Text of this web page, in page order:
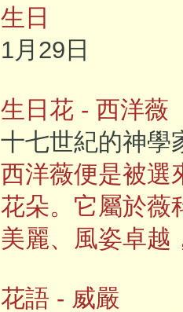
生日
1月29日
生日花 - 西洋薇
十七世紀的神學
西洋薇便是被選
花朵。它屬於薇
美麗、風姿卓越
花語 - 威嚴